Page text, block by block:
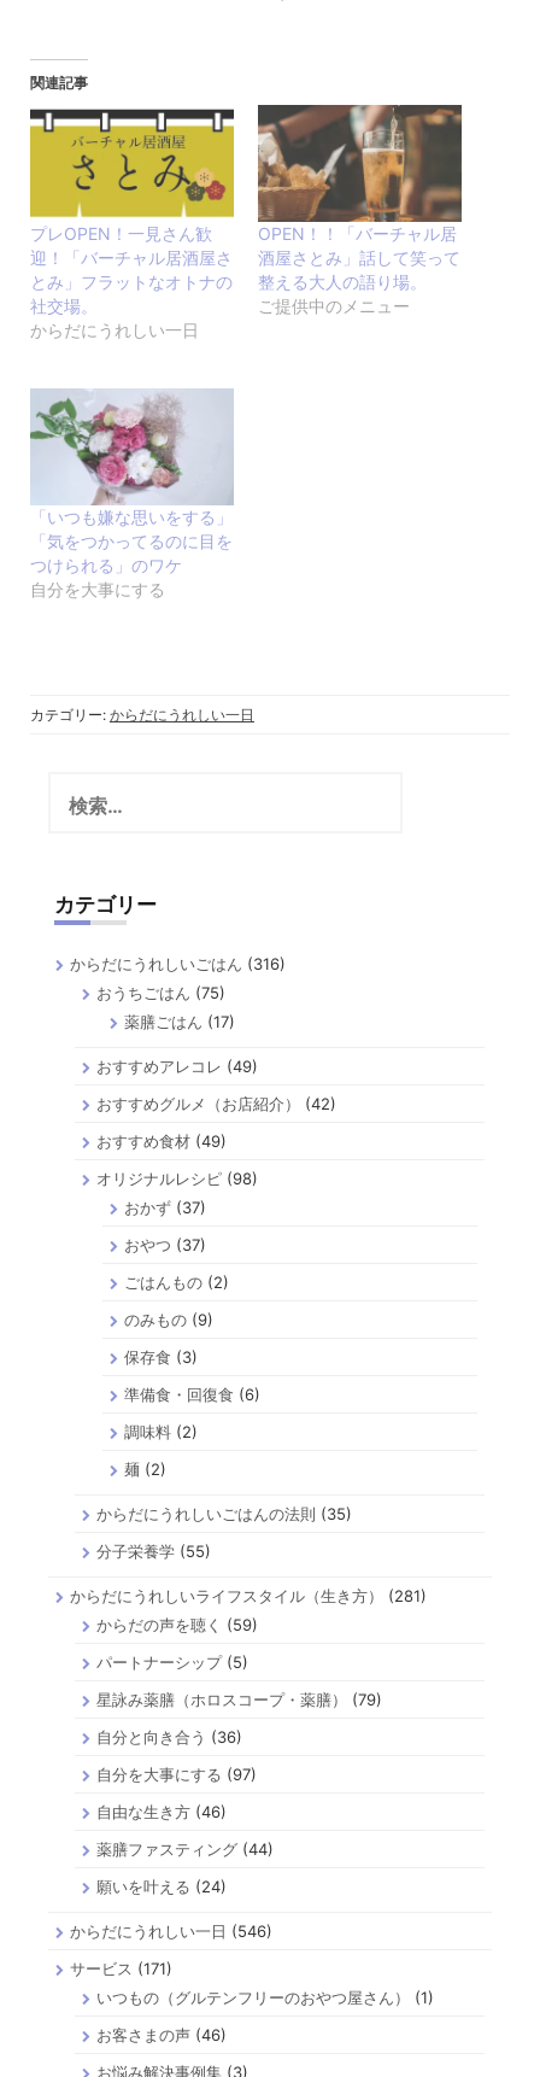
関連記事
プレOPEN！一見さん歓
迎！「バーチャル居酒屋さ
とみ」フラットなオトナの
社交場。
からだにうれしい一日
OPEN！！「バーチャル居
酒屋さとみ」話して笑って
整える大人の語り場。
ご提供中のメニュー
「いつも嫌な思いをする」
「気をつかってるのに目を
つけられる」のワケ
自分を大事にする
カテゴリー: からだにうれしい一日
カテゴリー
からだにうれしいごはん (316)
おうちごはん (75)
薬膳ごはん (17)
おすすめアレコレ (49)
おすすめグルメ（お店紹介）
(42)
おすすめ食材 (49)
オリジナルレシピ (98)
おかず(37)
おやつ (37)
ごはんもの(2)
のみもの(9)
保存食 (3)
準備食・回復食 (6)
調味料(2)
麺 (2)
からだにうれしいごはんの法則 (35)
分子栄養学 (55)
からだにうれしいライフスタイル（生き方）
(281)
からだの声を聴く
(59)
パートナーシップ(5)
星詠み薬膳（ホロスコープ・薬膳）
(79)
自分と向き合う (36)
自分を大事にする (97)
自由な生き方 (46)
薬膳ファスティング (44)
願いを叶える (24)
からだにうれしい一日 (546)
サービス (171)
いつもの（グルテンフリーのおやつ屋さん）
(1)
お客さまの声 (46)
お悩み解決事例集 (3)